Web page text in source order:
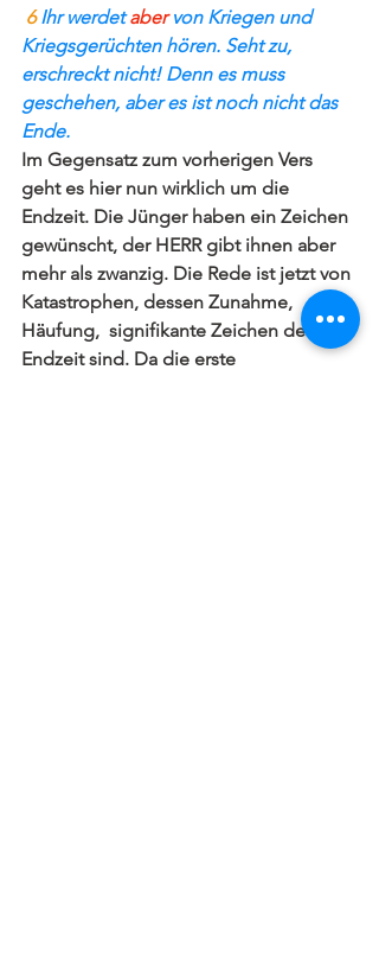
6 Ihr werdet aber von Kriegen und
Kriegsgerüchten hören. Seht zu,
erschreckt nicht! Denn es muss
geschehen, aber es ist noch nicht das
Ende.
Im Gegensatz zum vorherigen Vers
geht es hier nun wirklich um die
Endzeit. Die Jünger haben ein Zeichen
gewünscht, der HERR gibt ihnen aber
mehr als zwanzig. Die Rede ist jetzt von
Katastrophen, dessen Zunahme,
Häufung,  signifikante Zeichen der
Endzeit sind. Da die erste